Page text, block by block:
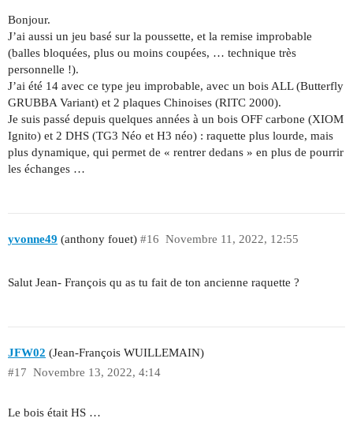
Bonjour.
J’ai aussi un jeu basé sur la poussette, et la remise improbable
(balles bloquées, plus ou moins coupées, … technique très
personnelle !).
J’ai été 14 avec ce type jeu improbable, avec un bois ALL (Butterfly
GRUBBA Variant) et 2 plaques Chinoises (RITC 2000).
Je suis passé depuis quelques années à un bois OFF carbone (XIOM
Ignito) et 2 DHS (TG3 Néo et H3 néo) : raquette plus lourde, mais
plus dynamique, qui permet de « rentrer dedans » en plus de pourrir
les échanges …
yvonne49 (anthony fouet) Novembre 11, 2022, 12:55
#16
Salut Jean- François qu as tu fait de ton ancienne raquette ?
JFW02 (Jean-François WUILLEMAIN)
Novembre 13, 2022, 4:14
#17
Le bois était HS …